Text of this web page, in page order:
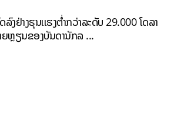
ງຢ່າງຮຸນເເຮງຕໍ່າກວ່າລະດັບ 29.000 ໂດລາ
ຍຫຼຽນຂອງບັນດານັກລ ...